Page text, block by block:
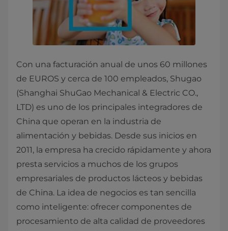
Con una facturación anual de unos 60 millones
de EUROS y cerca de 100 empleados, Shugao
(Shanghai ShuGao Mechanical & Electric CO.,
LTD) es uno de los principales integradores de
China que operan en la industria de
alimentación y bebidas. Desde sus inicios en
2011, la empresa ha crecido rápidamente y ahora
presta servicios a muchos de los grupos
empresariales de productos lácteos y bebidas
de China. La idea de negocios es tan sencilla
como inteligente: ofrecer componentes de
procesamiento de alta calidad de proveedores